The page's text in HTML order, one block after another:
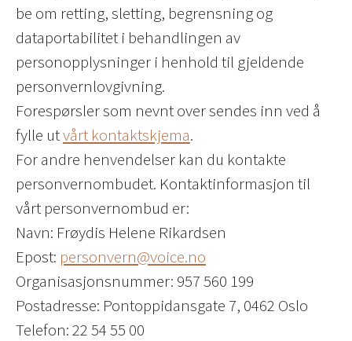
be om retting, sletting, begrensning og
dataportabilitet i behandlingen av
personopplysninger i henhold til gjeldende
personvernlovgivning.
Forespørsler som nevnt over sendes inn ved å
fylle utvårt kontaktskjema.
For andre henvendelser kan du kontakte
personvernombudet. Kontaktinformasjon til
vårt personvernombud er:
Navn: Frøydis Helene Rikardsen
Epost: personvern@voice.no
Organisasjonsnummer: 957 560 199
Postadresse: Pontoppidansgate 7, 0462 Oslo
Telefon: 22 54 55 00